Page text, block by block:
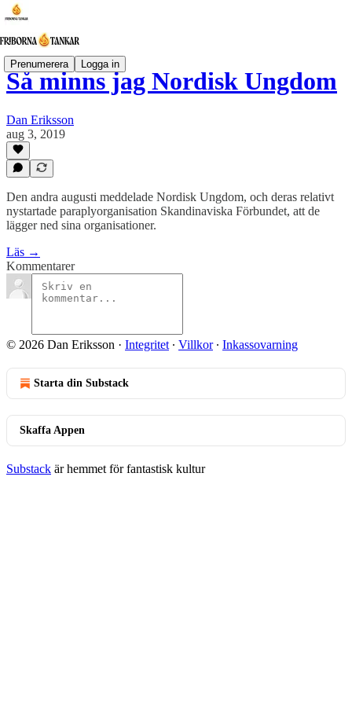
Prenumerera Logga in
Så minns jag Nordisk Ungdom
Dan Eriksson
aug 3, 2019
Den andra augusti meddelade Nordisk Ungdom, och deras relativt
nystartade paraplyorganisation Skandinaviska Förbundet, att de
lägger ned sina organisationer.
Läs →
Kommentarer
© 2026 Dan Eriksson · Integritet ∙ Villkor∙ Inkassovarning
Starta din Substack
Skaffa Appen
Substack är hemmet för fantastisk kultur